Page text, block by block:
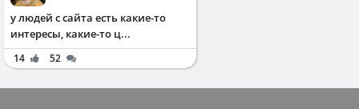
у людей с сайта есть какие-то
интересы, какие-то ц...
14 52